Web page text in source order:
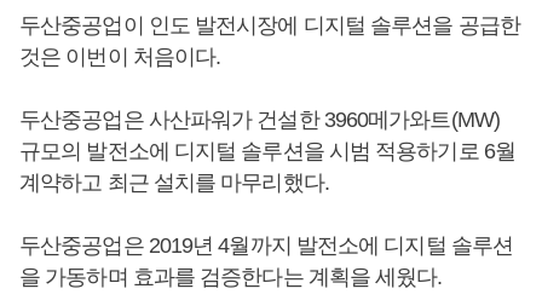
두산중공업이 인도 발전시장에 디지털 솔루션을 공급한
것은 이번이 처음이다.
두산중공업은 사산파워가 건설한 3960메가와트(MW)
규모의 발전소에 디지털 솔루션을 시범 적용하기로 6월
계약하고 최근 설치를 마무리했다.
두산중공업은 2019년 4월까지 발전소에 디지털 솔루션
을 가동하며 효과를 검증한다는 계획을 세웠다.